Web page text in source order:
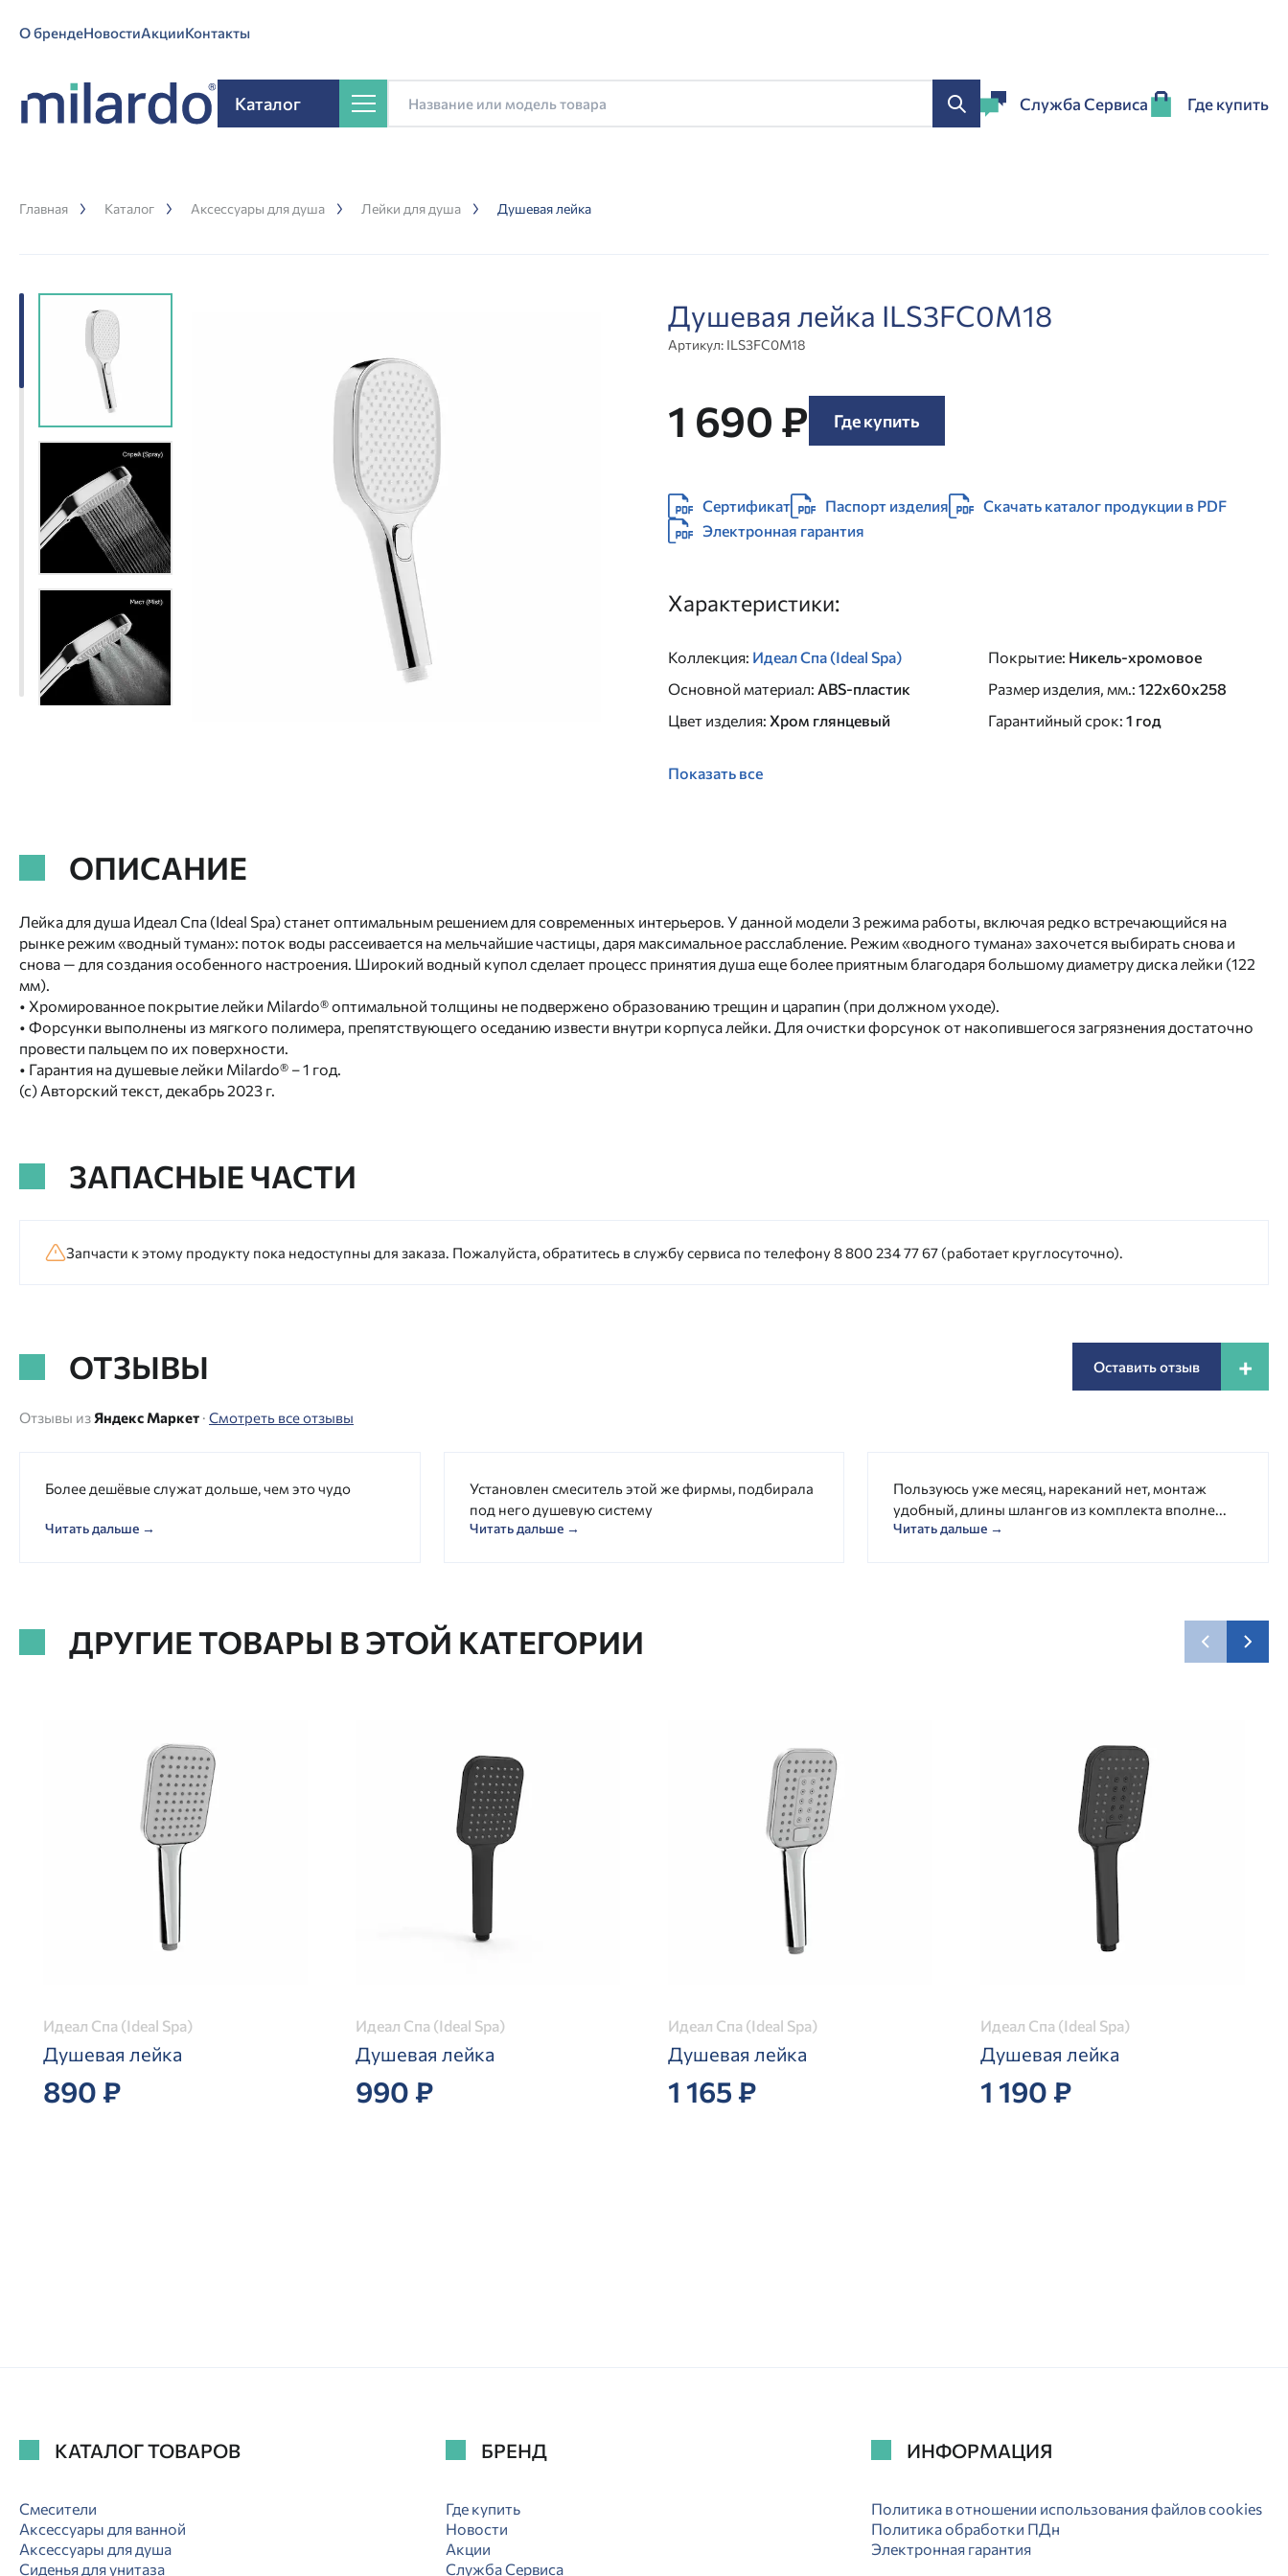
О брендеНовостиАкцииКонтакты
Каталог Служба Сервиса Где купить
Главная Каталог Аксессуары для душа Лейки для душа Душевая лейка
Душевая лейка ILS3FC0M18
Артикул: ILS3FC0M18
1 690 ₽ Где купить
Сертификат Паспорт изделия
Скачать каталог продукции в PDF
Электронная гарантия
Характеристики:
Коллекция: Идеал Спа (Ideal Spa)
Основной материал: ABS-пластик
Цвет изделия: Хром глянцевый
Покрытие: Никель-хромовое
Размер изделия, мм.: 122x60x258
Гарантийный срок: 1 год
Показать все
ОПИСАНИЕ
Лейка для душа Идеал Спа (Ideal Spa) станет оптимальным решением для современных интерьеров. У данной модели 3 режима работы, включая редко встречающийся на
рынке режим «водный туман»: поток воды рассеивается на мельчайшие частицы, даря максимальное расслабление. Режим «водного тумана» захочется выбирать снова и
снова — для создания особенного настроения. Широкий водный купол сделает процесс принятия душа еще более приятным благодаря большому диаметру диска лейки (122
мм).
• Хромированное покрытие лейки Milardo® оптимальной толщины не подвержено образованию трещин и царапин (при должном уходе).
• Форсунки выполнены из мягкого полимера, препятствующего оседанию извести внутри корпуса лейки. Для очистки форсунок от накопившегося загрязнения достаточно
провести пальцем по их поверхности.
• Гарантия на душевые лейки Milardo® – 1 год.
(с) Авторский текст, декабрь 2023 г.
ЗАПАСНЫЕ ЧАСТИ
Запчасти к этому продукту пока недоступны для заказа. Пожалуйста, обратитесь в службу сервиса по телефону 8 800 234 77 67 (работает круглосуточно).
ОТЗЫВЫ Оставить отзыв +
Отзывы из Яндекс Маркет · Смотреть все отзывы
Более дешёвые служат дольше, чем это чудо
Читать дальше →
Установлен смеситель этой же фирмы, подбирала
под него душевую систему
Читать дальше →
Пользуюсь уже месяц, нареканий нет, монтаж
удобный, длины шлангов из комплекта вполне...
Читать дальше →
ДРУГИЕ ТОВАРЫ В ЭТОЙ КАТЕГОРИИ
Идеал Спа (Ideal Spa)
Душевая лейка
890 ₽
Идеал Спа (Ideal Spa)
Душевая лейка
990 ₽
Идеал Спа (Ideal Spa)
Душевая лейка
1 165 ₽
Идеал Спа (Ideal Spa)
Душевая лейка
1 190 ₽
КАТАЛОГ ТОВАРОВ
Смесители
Аксессуары для ванной
Аксессуары для душа
Сиденья для унитаза
БРЕНД
Где купить
Новости
Акции
Служба Сервиса
ИНФОРМАЦИЯ
Политика в отношении использования файлов cookies
Политика обработки ПДн
Электронная гарантия